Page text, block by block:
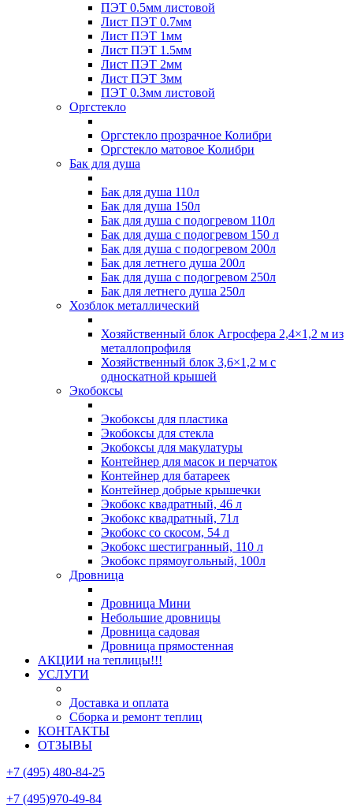
ПЭТ 0.5мм листовой
Лист ПЭТ 0.7мм
Лист ПЭТ 1мм
Лист ПЭТ 1.5мм
Лист ПЭТ 2мм
Лист ПЭТ 3мм
ПЭТ 0.3мм листовой
Оргстекло
Оргстекло прозрачное Колибри
Оргстекло матовое Колибри
Бак для душа
Бак для душа 110л
Бак для душа 150л
Бак для душа с подогревом 110л
Бак для душа с подогревом 150 л
Бак для душа с подогревом 200л
Бак для летнего душа 200л
Бак для душа с подогревом 250л
Бак для летнего душа 250л
Хозблок металлический
Хозяйственный блок Агросфера 2,4×1,2 м из
металлопрофиля
Хозяйственный блок 3,6×1,2 м с
односкатной крышей
Экобоксы
Экобоксы для пластика
Экобоксы для стекла
Экобоксы для макулатуры
Контейнер для масок и перчаток
Контейнер для батареек
Контейнер добрые крышечки
Экобокс квадратный, 46 л
Экобокс квадратный, 71л
Экобокс со скосом, 54 л
Экобокс шестигранный, 110 л
Экобокс прямоугольный, 100л
Дровница
Дровница Мини
Небольшие дровницы
Дровница садовая
Дровница прямостенная
АКЦИИ на теплицы!!!
УСЛУГИ
Доставка и оплата
Сборка и ремонт теплиц
КОНТАКТЫ
ОТЗЫВЫ
+7 (495) 480-84-25
+7 (495)970-49-84